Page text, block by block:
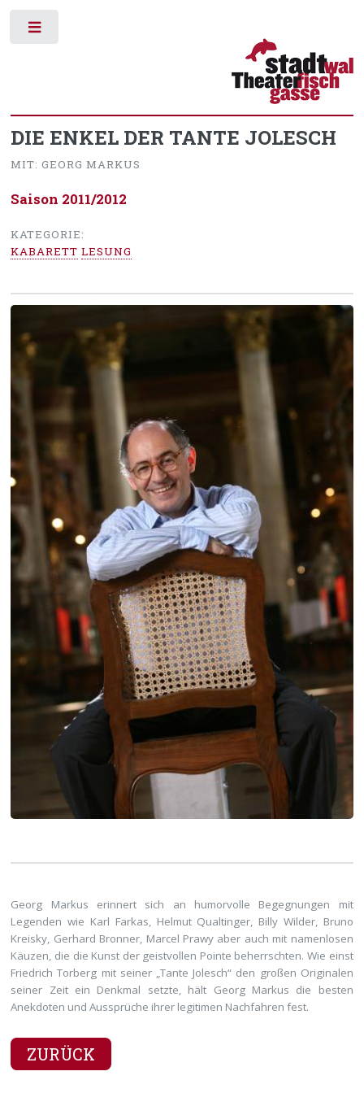
DIE ENKEL DER TANTE JOLESCH
MIT: GEORG MARKUS
Saison 2011/2012
KATEGORIE:
KABARETT LESUNG
Georg Markus erinnert sich an humorvolle Begegnungen mit
Legenden wie Karl Farkas, Helmut Qualtinger, Billy Wilder, Bruno
Kreisky, Gerhard Bronner, Marcel Prawy aber auch mit namenlosen
Käuzen, die die Kunst der geistvollen Pointe beherrschten. Wie einst
Friedrich Torberg mit seiner „Tante Jolesch“ den großen Originalen
seiner Zeit ein Denkmal setzte, hält Georg Markus die besten
Anekdoten und Aussprüche ihrer legitimen Nachfahren fest.
ZURÜCK